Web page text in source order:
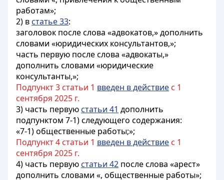
работам»;
2) в статье 33:
заголовок после слова «адвокатов,» дополнить
словами «юридических консультантов,»;
часть первую после слова «адвокаты,»
дополнить словами «юридические
консультанты,»;
Подпункт 3 статьи 1 введен в действие с 1
сентября 2025 г.
3) часть первую статьи 41 дополнить
подпунктом 7-1) следующего содержания:
«7-1) общественные работы;»;
Подпункт 4 статьи 1 введен в действие с 1
сентября 2025 г.
4) часть первую статьи 42 после слова «арест»
дополнить словами «, общественные работы»;